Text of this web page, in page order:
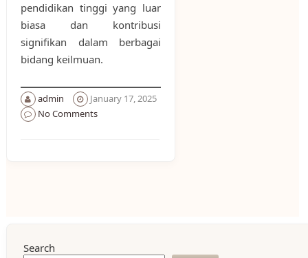
pendidikan tinggi yang luar
biasa dan kontribusi
signifikan dalam berbagai
bidang keilmuan.
admin
January 17, 2025
No Comments
Search